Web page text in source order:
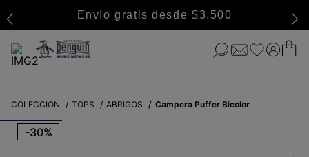
Envío gratis desde $3.500
COLECCION TOPS ABRIGOS Campera Puffer Bicolor
-30%